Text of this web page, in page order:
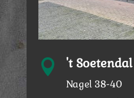
 't
Nagel 38-40